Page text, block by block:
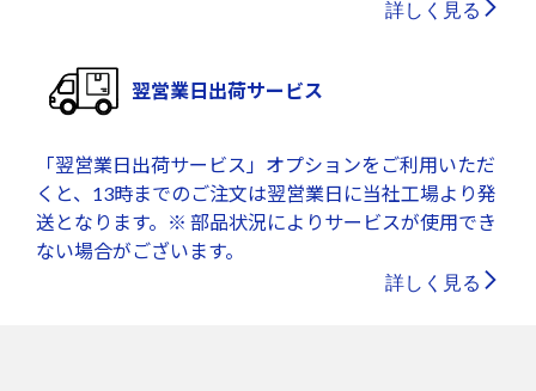
詳しく見る
翌営業日出荷サービス
「翌営業日出荷サービス」オプションをご利用いただ
くと、13時までのご注文は翌営業日に当社工場より発
送となります。※ 部品状況によりサービスが使用でき
ない場合がございます。
詳しく見る